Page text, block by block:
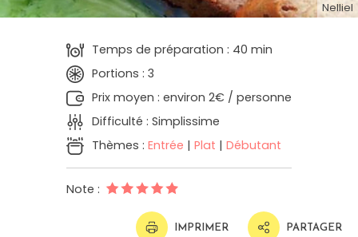
Nelliel
Temps de préparation : 40 min
Portions : 3
Prix moyen : environ 2€ / personne
Difficulté : Simplissime
Thèmes : Entrée | Plat | Débutant
Note :
IMPRIMER PARTAGER